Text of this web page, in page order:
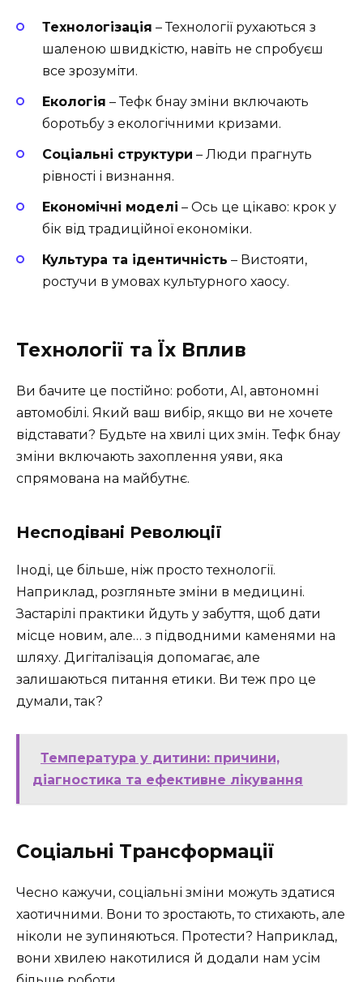
Технологізація – Технології рухаються з
шаленою швидкістю, навіть не спробуєш
все зрозуміти.
Екологія – Тефк бнау зміни включають
боротьбу з екологічними кризами.
Соціальні структури – Люди прагнуть
рівності і визнання.
Економічні моделі – Ось це цікаво: крок у
бік від традиційної економіки.
Культура та ідентичність – Вистояти,
ростучи в умовах культурного хаосу.
Технології та Їх Вплив
Ви бачите це постійно: роботи, АІ, автономні
автомобілі. Який ваш вибір, якщо ви не хочете
відставати? Будьте на хвилі цих змін. Тефк бнау
зміни включають захоплення уяви, яка
спрямована на майбутнє.
Несподівані Революції
Іноді, це більше, ніж просто технології.
Наприклад, розгляньте зміни в медицині.
Застарілі практики йдуть у забуття, щоб дати
місце новим, але… з підводними каменями на
шляху. Дигіталізація допомагає, але
залишаються питання етики. Ви теж про це
думали, так?
Температура у дитини: причини,
діагностика та ефективне лікування
Соціальні Трансформації
Чесно кажучи, соціальні зміни можуть здатися
хаотичними. Вони то зростають, то стихають, але
ніколи не зупиняються. Протести? Наприклад,
вони хвилею накотилися й додали нам усім